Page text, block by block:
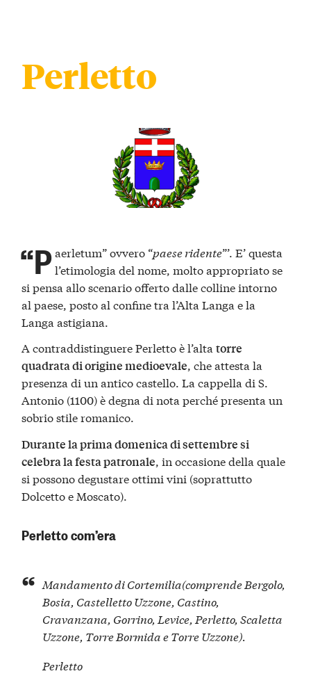
Perletto
“Paerletum” ovvero “paese ridente”’. E’ questa
l’etimologia del nome, molto appropriato se
si pensa allo scenario offerto dalle colline intorno
al paese, posto al confine tra l’Alta Langa e la
Langa astigiana.
A contraddistinguere Perletto è l’altatorre
quadrata di origine medioevale, che attesta la
presenza di un antico castello. La cappella di S.
Antonio (1100) è degna di nota perché presenta un
sobrio stile romanico.
Durante la prima domenica di settembre si
celebra la festa patronale, in occasione della quale
si possono degustare ottimi vini (soprattutto
Dolcetto e Moscato).
Perletto com’era
Mandamento di Cortemilia(comprende Bergolo,
Bosia, Castelletto Uzzone, Castino,
Cravanzana, Gorrino, Levice, Perletto, Scaletta
Uzzone, Torre Bormida e Torre Uzzone).
Perletto